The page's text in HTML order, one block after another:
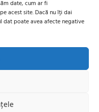
date, cum ar fi
acest site. Dacă nu îți dai
dat poate avea afecte negative